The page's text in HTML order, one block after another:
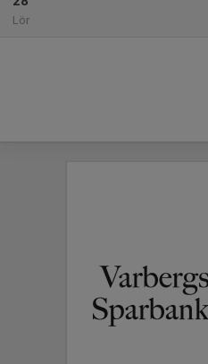
Lör